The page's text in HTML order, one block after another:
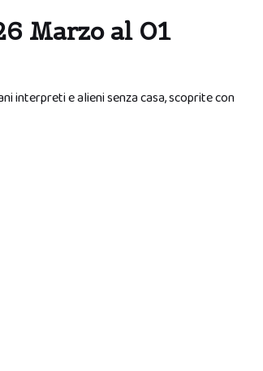
Marzo al 01
interpreti e alieni senza casa, scoprite con